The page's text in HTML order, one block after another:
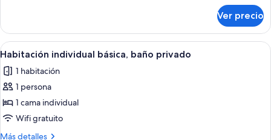
compartido
cuádruple
económica,
baño
Ver precio
Abrir
todas
las
fotos
de
Habitación
individual
Un dormitorio con cama, cabecera
3
Habitación individual básica, baño privado
1 habitación
1 persona
1 cama individual
Wifi gratuito
Más detalles
Más